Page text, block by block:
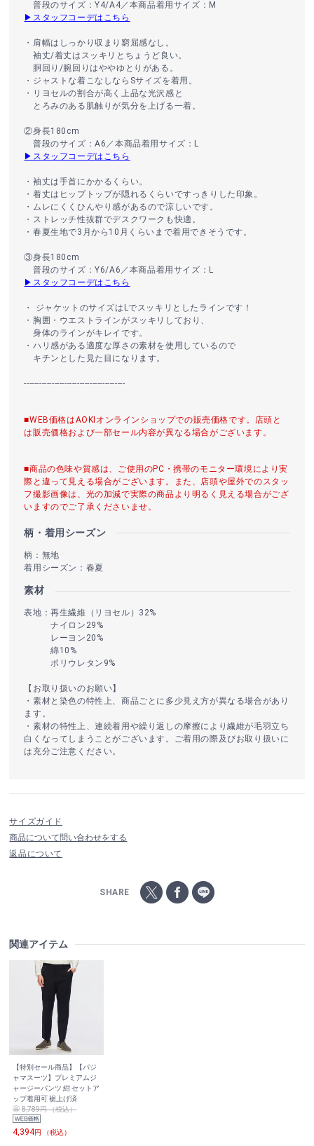
普段のサイズ：Y4/A4／本商品着用サイズ：M
▶スタッフコーデはこちら
・肩幅はしっかり収まり窮屈感なし。
袖丈/着丈はスッキリとちょうど良い。
胴回り/腕回りはややゆとりがある。
・ジャストな着こなしならSサイズを着用。
・リヨセルの割合が高く上品な光沢感と
とろみのある肌触りが気分を上げる一着。
②身長180cm
普段のサイズ：A6／本商品着用サイズ：L
▶スタッフコーデはこちら
・袖丈は手首にかかるくらい。
・着丈はヒップトップが隠れるくらいですっきりした印象。
・ムレにくくひんやり感があるので涼しいです。
・ストレッチ性抜群でデスクワークも快適。
・春夏生地で3月から10月くらいまで着用できそうです。
③身長180cm
普段のサイズ：Y6/A6／本商品着用サイズ：L
▶スタッフコーデはこちら
・ ジャケットのサイズはLでスッキリとしたラインです！
・胸囲・ウエストラインがスッキリしており、
身体のラインがキレイです。
・ハリ感がある適度な厚さの素材を使用しているので
キチンとした見た目になります。
----------------------------------------
■WEB価格はAOKIオンラインショップでの販売価格です。店頭と
は販売価格および一部セール内容が異なる場合がございます。
■商品の色味や質感は、ご使用のPC・携帯のモニター環境により実
際と違って見える場合がございます。また、店頭や屋外でのスタッ
フ撮影画像は、光の加減で実際の商品より明るく見える場合がござ
いますのでご了承くださいませ。
柄・着用シーズン
柄：無地
着用シーズン：春夏
素材
表地：再生繊維（リヨセル）32%
ナイロン29%
レーヨン20%
綿10%
ポリウレタン9%
【お取り扱いのお願い】
・素材と染色の特性上、商品ごとに多少見え方が異なる場合があり
ます。
・素材の特性上、連続着用や繰り返しの摩擦により繊維が毛羽立ち
白くなってしまうことがございます。ご着用の際及びお取り扱いに
は充分ご注意ください。
サイズガイド
商品について問い合わせをする
返品について
SHARE
関連アイテム
【特別セール商品】【パジ
ャマスーツ】プレミアムジ
ャージーパンツ 紺 セットア
ップ着用可 裾上げ済
8,789円 （税込）
4,394円 （税込）